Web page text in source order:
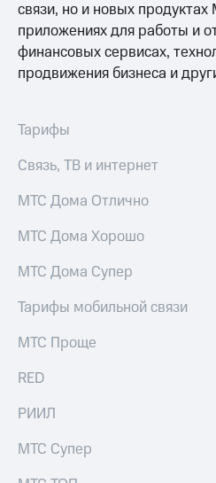
Поддержка
и подписки
МТС
интернета,
музыка
другое
Семейная
группа
Скидка
общие
Кино,
Скидка
на тарифы,
общие
подписки
безопасности
Всё
рукой
что
есть
КИОН
Музыка
связи, но и новых
приложениях для работы и
финансовых сервисах,
продвижения бизнеса и
Тарифы
Связь, ТВ и интернет
МТС Дома Отлично
МТС Дома Хорошо
МТС Дома Супер
Тарифы мобильной связи
МТС Проще
RED
РИИЛ
МТС Супер